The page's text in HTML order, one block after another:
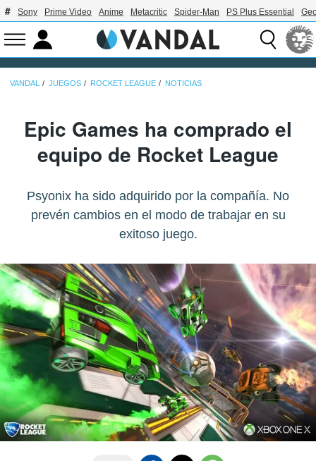
Sony Prime Video Anime Metacritic Spider-Man PS Plus Essential
VANDAL JUEGOS ROCKET LEAGUE NOTICIAS
Epic Games ha comprado el
equipo de Rocket League
Psyonix ha sido adquirido por la compañía. No
prevén cambios en el modo de trabajar en su
exitoso juego.